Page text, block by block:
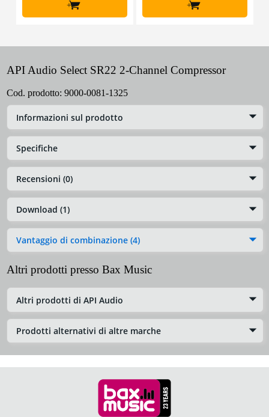
+ +
API Audio Select SR22 2-Channel Compressor
Cod. prodotto: 9000-0081-1325
Informazioni sul prodotto
Specifiche
Recensioni (0)
Download (1)
Vantaggio di combinazione (4)
Altri prodotti presso Bax Music
Altri prodotti di API Audio
Prodotti alternativi di altre marche